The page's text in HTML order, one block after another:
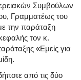
Συμβούλων
Γραμματέως του
την παράταξη
τον κ.
«Εμείς για
από τις δύο